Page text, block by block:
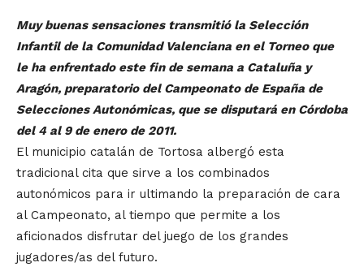
Muy buenas sensaciones transmitió la Selección
Infantil de la Comunidad Valenciana en el Torneo que
le ha enfrentado este fin de semana a Cataluña y
Aragón, preparatorio del Campeonato de España de
Selecciones Autonómicas, que se disputará en Córdoba
del 4 al 9 de enero de 2011.
El municipio catalán de Tortosa albergó esta
tradicional cita que sirve a los combinados
autonómicos para ir ultimando la preparación de cara
al Campeonato, al tiempo que permite a los
aficionados disfrutar del juego de los grandes
jugadores/as del futuro.